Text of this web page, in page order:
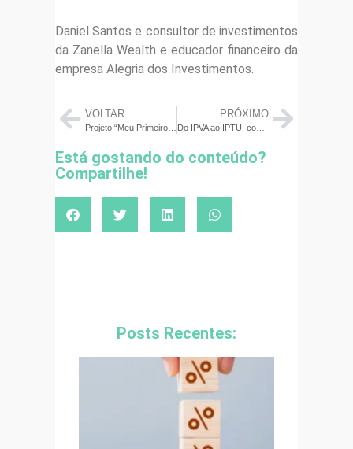
Daniel Santos e consultor de investimentos
da Zanella Wealth e educador financeiro da
empresa Alegria dos Investimentos.
VOLTAR
Projeto “Meu Primeiro Livro” da ABEFIN: Empoderando autores e transformando vidas com educação financeira
PRÓXIMO
Do IPVA ao IPTU: como organizar as ‘pilhas de contas’ e começar 2024 no azul?
Está gostando do conteúdo?
Compartilhe!
Posts Recentes: